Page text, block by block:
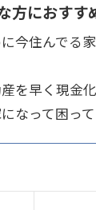
方におすす
産を早く現金
なって困っ